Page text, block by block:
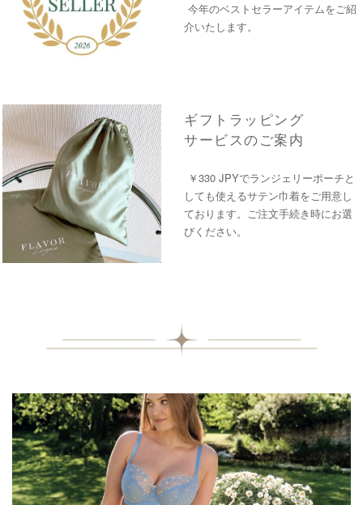
今年のベストセラーアイテムをご紹
介いたします。
ギフトラッピング
サービスのご案内
￥330 JPYでランジェリーポーチと
しても使えるサテン巾着をご用意し
ております。ご注文手続き時にお選
びください。